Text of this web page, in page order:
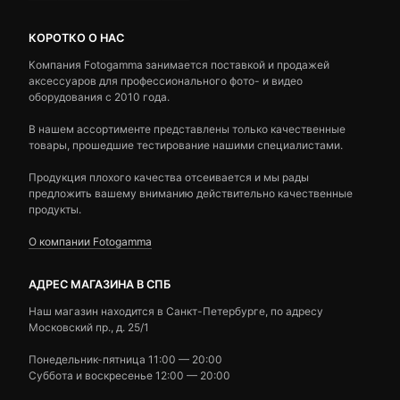
КОРОТКО О НАС
Компания Fotogamma занимается поставкой и продажей
аксессуаров для профессионального фото- и видео
оборудования с 2010 года.
В нашем ассортименте представлены только качественные
товары, прошедшие тестирование нашими специалистами.
Продукция плохого качества отсеивается и мы рады
предложить вашему вниманию действительно качественные
продукты.
О компании Fotogamma
АДРЕС МАГАЗИНА В СПБ
Наш магазин находится в Санкт-Петербурге, по адресу
Московский пр., д. 25/1
Понедельник-пятница 11:00 — 20:00
Суббота и воскресенье 12:00 — 20:00